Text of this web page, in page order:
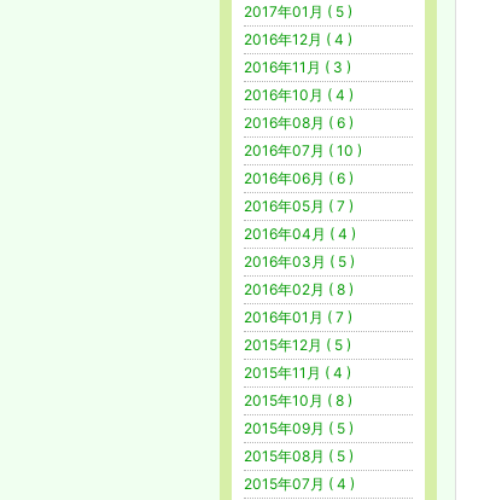
2017年01月 ( 5 )
2016年12月 ( 4 )
2016年11月 ( 3 )
2016年10月 ( 4 )
2016年08月 ( 6 )
2016年07月 ( 10 )
2016年06月 ( 6 )
2016年05月 ( 7 )
2016年04月 ( 4 )
2016年03月 ( 5 )
2016年02月 ( 8 )
2016年01月 ( 7 )
2015年12月 ( 5 )
2015年11月 ( 4 )
2015年10月 ( 8 )
2015年09月 ( 5 )
2015年08月 ( 5 )
2015年07月 ( 4 )